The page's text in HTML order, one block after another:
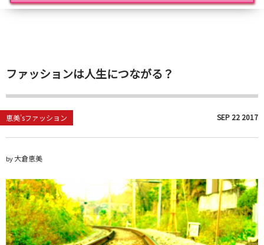
ファッションは人生につながる？
恵美'sファッション SEP 22 2017
by大倉恵美